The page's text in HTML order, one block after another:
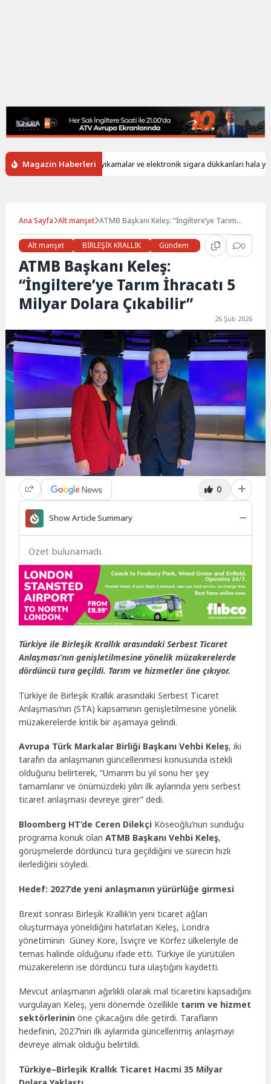
Magazin Haberleri
İngiltere’de oto yıkamalar ve elektronik sigara dükkanları hala
Ana Sayfa Alt manşet ATMB Başkanı Keleş: “İngiltere’ye Tarım
Alt manşet
BİRLEŞİK KRALLIK Gündem Haberler 0
ATMB Başkanı Keleş:
“İngiltere’ye Tarım İhracatı 5
Milyar Dolara Çıkabilir”
26 Şub 2026
0
Show Article Summary
Özet bulunamadı.
Türkiye ile Birleşik Krallık arasındaki Serbest Ticaret
Anlaşması’nın genişletilmesine yönelik müzakerelerde
dördüncü tura geçildi. Tarım ve hizmetler öne çıkıyor.
Türkiye ile Birleşik Krallık arasındaki Serbest Ticaret
Anlaşması’nın (STA) kapsamının genişletilmesine yönelik
müzakerelerde kritik bir aşamaya gelindi.
Avrupa Türk Markalar Birliği Başkanı Vehbi Keleş, iki
tarafın da anlaşmanın güncellenmesi konusunda istekli
olduğunu belirterek, “Umarım bu yıl sonu her şey
tamamlanır ve önümüzdeki yılın ilk aylarında yeni serbest
ticaret anlaşması devreye girer” dedi.
Bloomberg HT’de Ceren Dilekçi Köseoğlu’nun sunduğu
programa konuk olanATMB Başkanı Vehbi Keleş,
görüşmelerde dördüncü tura geçildiğini ve sürecin hızlı
ilerlediğini söyledi.
Hedef: 2027’de yeni anlaşmanın yürürlüğe girmesi
Brexit sonrası Birleşik Krallık’ın yeni ticaret ağları
oluşturmaya yöneldiğini hatırlatan Keleş, Londra
yönetiminin Güney Kore, İsviçre ve Körfez ülkeleriyle de
temas halinde olduğunu ifade etti. Türkiye ile yürütülen
müzakerelerin ise dördüncü tura ulaştığını kaydetti.
Mevcut anlaşmanın ağırlıklı olarak mal ticaretini kapsadığını
vurgulayan Keleş, yeni dönemde özellikle tarım ve hizmet
sektörlerinin öne çıkacağını dile getirdi. Tarafların
hedefinin, 2027’nin ilk aylarında güncellenmiş anlaşmayı
devreye almak olduğu belirtildi.
Türkiye–Birleşik Krallık Ticaret Hacmi 35 Milyar